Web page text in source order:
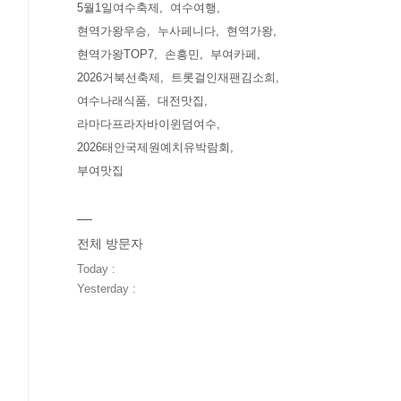
5월1일여수축제
여수여행
현역가왕우승
누사페니다
현역가왕
현역가왕TOP7
손흥민
부여카페
2026거북선축제
트롯걸인재팬김소희
여수나래식품
대전맛집
라마다프라자바이윈덤여수
2026태안국제원예치유박람회
부여맛집
전체 방문자
Today :
Yesterday :